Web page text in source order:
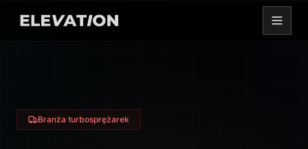
Branża turbosprężarek